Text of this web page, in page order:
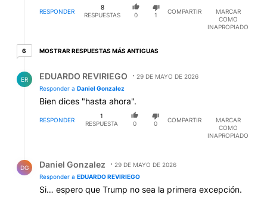
RESPONDER
8
RESPUESTAS
0 1
COMPARTIR
MARCAR
COMO
INAPROPIADO
66 respuestas más antiguas
MOSTRAR RESPUESTAS MÁS ANTIGUAS
ER EDUARDO REVIRIEGO
29 DE MAYO DE 2026
Responder a Daniel Gonzalez
Bien dices "hasta ahora".
RESPONDER
1
RESPUESTA
0 0
COMPARTIR
MARCAR
COMO
INAPROPIADO
DG Daniel Gonzalez
29 DE MAYO DE 2026
Responder a EDUARDO REVIRIEGO
Si… espero que Trump no sea la primera excepción.